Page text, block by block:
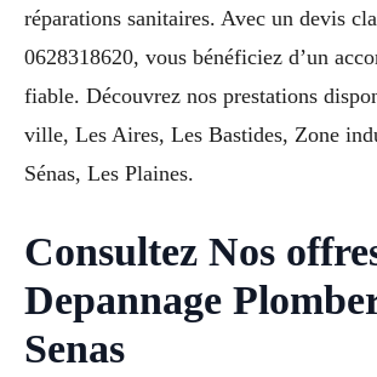
réparations sanitaires. Avec un devis
0628318620, vous bénéficiez d’un
fiable. Découvrez nos prestations
ville, Les Aires, Les Bastides, Zone
Sénas, Les Plaines.
Consultez Nos
Depannage
Senas